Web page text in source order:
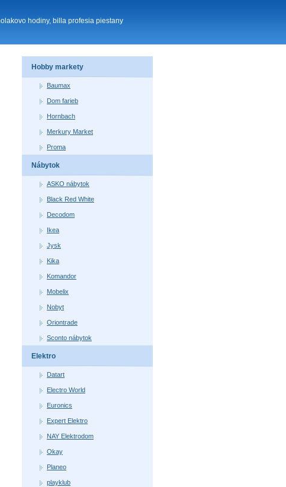
hodiny, billa profesia piestany
Hobby markety
Baumax
Dom farieb
Hornbach
Merkury Market
Proma
Nábytok
ASKO nábytok
Black Red White
Decodom
Ikea
Jysk
Kika
Komandor
Mobelix
Nobyt
Oriontrade
Sconto nábytok
Elektro
Datart
Electro World
Euronics
Expert Elektro
NAY Elektrodom
Okay
Planeo
playklub